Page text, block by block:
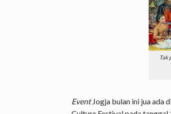
Tak
EventJogja bulan ini jua ada